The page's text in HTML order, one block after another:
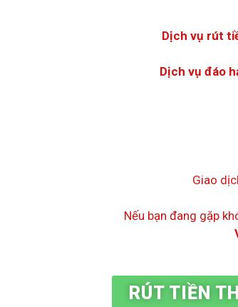
Dịch vụ rút
Dịch vụ đáo
Giao
Nếu bạn đang gặp
RÚT TIỀN